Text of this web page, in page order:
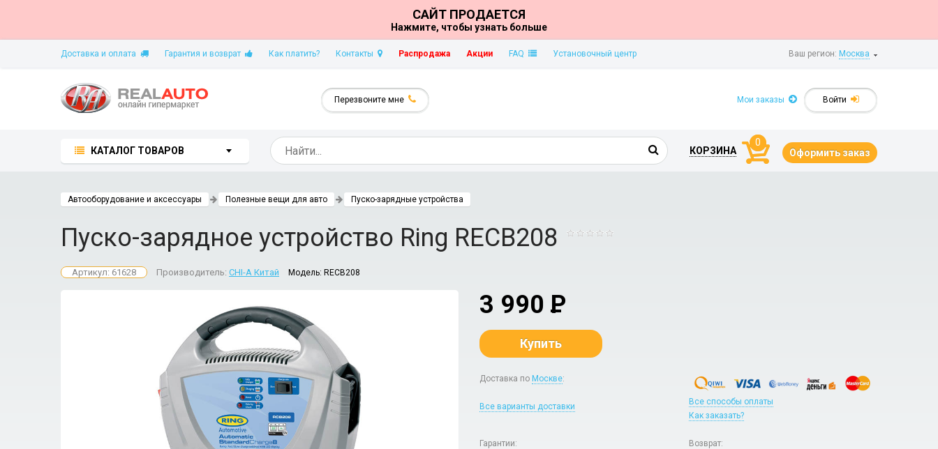
САЙТ ПРОДАЕТСЯ
Нажмите, чтобы узнать больше
Ваш регион: Москва
Доставка и оплата Гарантия и возврат Как платить? Контакты Распродажа Акции FAQ Установочный центр
Перезвоните мне Войти
Мои заказы
КАТАЛОГ ТОВАРОВ КОРЗИНА
0
Оформить заказ
Автооборудование и аксессуары Полезные вещи для авто Пуско-зарядные устройства
Пуско-зарядное устройство Ring RECB208
Артикул: 61628 Производитель: CHI-A Китай Модель: RECB208
3 990 P
Купить
Доставка по Москве:
Все варианты доставки
Все способы оплаты
Как заказать?
Гарантии:
Возврат: